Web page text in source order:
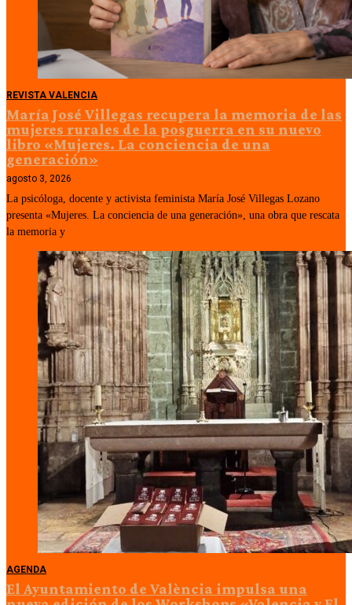
REVISTA VALENCIA
María José Villegas recupera la memoria de las
mujeres rurales de la posguerra en su nuevo
libro «Mujeres. La conciencia de una
generación»
agosto 3, 2026
La psicóloga, docente y activista feminista María José Villegas Lozano
presenta «Mujeres. La conciencia de una generación», una obra que rescata
la memoria y
AGENDA
El Ayuntamiento de València impulsa una